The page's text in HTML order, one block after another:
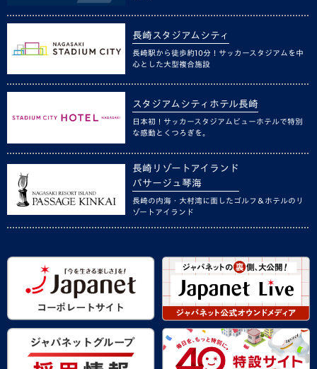
長崎スタジアムシティ
長崎駅から徒歩約10分！サッカースタジアムを中
心とした大型複合施設
スタジアムシティホテル長崎
日本初！サッカースタジアムビューホテルで特別
な感動とくつろぎを。
長崎リゾートアイランド
パサージュ琴海
長崎の内海・大村湾に面したゴルフ＆ホテルのリ
ゾートアイランド